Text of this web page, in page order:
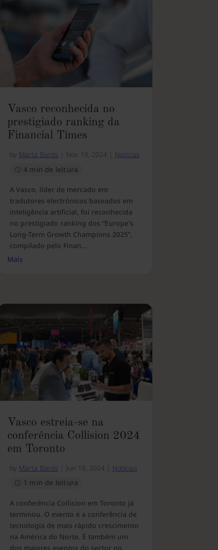
Vasco reconhecida no
prestigiado ranking da
Financial Times
by Marta Baros Nov 19, 2024
Notícias
4 min de leitura
A Vasco, líder de mercado em
tradutores electrónicos baseados em
inteligência artificial, foi reconhecida
no prestigiado ranking dos “Europe’s
Long-Term Growth Champions 2025”,
compilado pelo Finan...
Mais
Vasco estreia-se na
conferência Collision 2024
em Toronto
by Marta Baros Jun 18, 2024
Notícias
1 min de leitura
A conferência Collision em Toronto já
terminou. O evento é a conferência de
tecnologia de mais rápido crescimento
na América do Norte. É também um
dos maiores eventos do sector no